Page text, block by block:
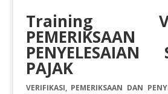
Training
PENYELESAIAN
PAJAK
VERIFIKASI, PEMERIKSAAN DAN